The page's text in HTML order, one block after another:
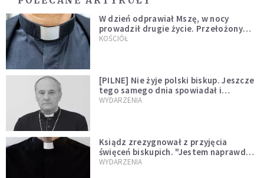
W dzień odprawiał Mszę, w nocy
prowadził drugie życie. Przełożony
kazał mu opuścić zakon
KOŚCIÓŁ
[PILNE] Nie żyje polski biskup. Jeszcze
tego samego dnia spowiadał i
sprawował Mszę świętą
WYDARZENIA
Ksiądz zrezygnował z przyjęcia
święceń biskupich. "Jestem naprawdę
niegodny"
WYDARZENIA